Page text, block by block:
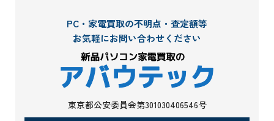
PC・家電買取の不明点・査定額等
お気軽にお問い合わせください
東京都公安委員会第301030406546号